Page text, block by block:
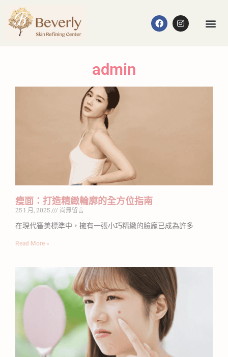
admin
瘦面：打造精緻輪廓的全方位指南
25 1 月, 2025
尚無留言
在現代審美標準中，擁有一張小巧精緻的臉龐已成為許多
Read More »